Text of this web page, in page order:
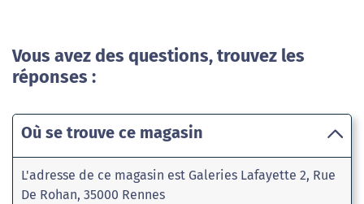
Vous avez des questions, trouvez les
réponses :
Où se trouve ce magasin
L'adresse de ce magasin est Galeries Lafayette 2, Rue
De Rohan, 35000 Rennes